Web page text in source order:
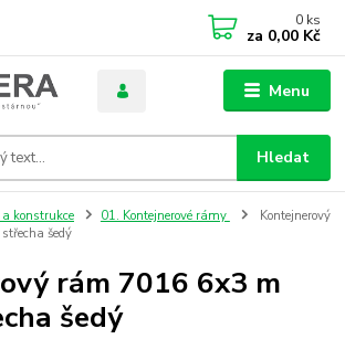
Menu
Hledat
0 ks
za 0,00 Kč
konstrukce 01. Kontejnerové rámy
Kontejnerový
šedý
rám 7016 6x3 m
šedý